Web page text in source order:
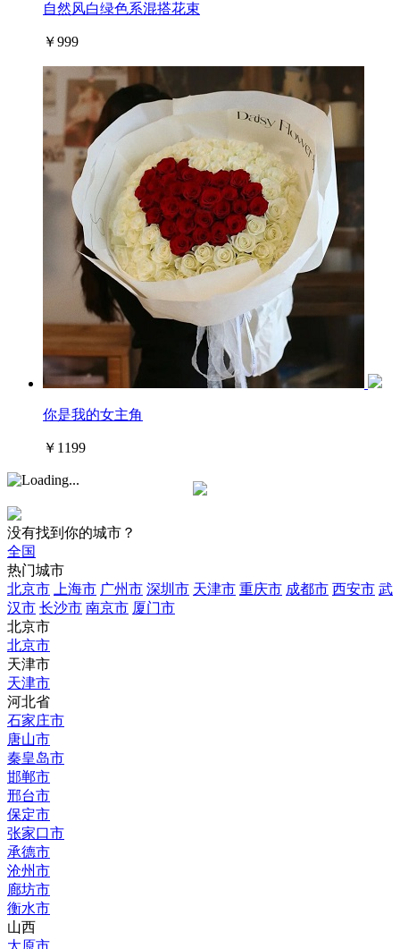
自然风白绿色系混搭花束
￥999
你是我的女主角
￥1199
没有找到你的城市？
全国
热门城市
北京市
上海市 广州市 深圳市 天津市 重庆市 成都市 西安市 武
汉市 长沙市 南京市 厦门市
北京市
北京市
天津市
天津市
河北省
石家庄市
唐山市
秦皇岛市
邯郸市
邢台市
保定市
张家口市
承德市
沧州市
廊坊市
衡水市
山西
太原市